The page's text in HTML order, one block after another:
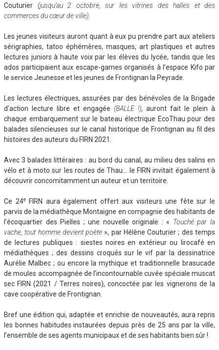
Couturier (jusqu’au 2 octobre, sur les vitrines des halles et des
commerces du cœur de ville)
Les jeunes visiteurs auront quant à eux pu prendre part aux ateliers
sérigraphies, tatoo éphémères, masques, art plastiques et autres
lectures juniors à haute voix par les élèves du lycée, tandis que les
ados participaient aux escape-games organisés à l’espace Kifo par
le service Jeunesse et les jeunes de Frontignan la Peyrade.
Les lectures électriques, assurées par des bénévoles de la Brigade
d’action lecture libre et engagée (BALLE !), auront fait le plein à
chaque embarquement sur le bateau électrique EcoThau pour des
balades silencieuses sur le canal historique de Frontignan au fil des
histoires des auteurs du FIRN 2021.
Avec 3 balades littéraires : au bord du canal, au milieu des salins en
vélo et à moto sur les routes de Thau… le FIRN invitait également à
découvrir concomitamment un auteur et un territoire.
Ce 24eFIRN aura également offert aux visiteurs une fête sur le
parvis de la médiathèque Montaigne en compagnie des habitants de
l’écoquartier des Pielles ; une nouvelle originale : « Touché par la
vache, tout homme devient poète », par Hélène Couturier ; des temps
de lectures publiques : siestes noires en extérieur ou lirocafé en
médiathèques ; des dessins croqués sur le vif par la dessinatrice
Aurélie Malbec ; ou encore la mythique et traditionnelle brasucade
de moules accompagnée de l’incontournable cuvée spéciale muscat
sec FIRN (2021 / Terres noires), concoctée par les vignerons de la
cave coopérative de Frontignan.
Bref une édition qui, adaptée et enrichie de nouveautés, aura repris
les bonnes habitudes instaurées depuis près de 25 ans par la ville,
l’ensemble de ses agents municipaux et de ses habitants bien sûr !